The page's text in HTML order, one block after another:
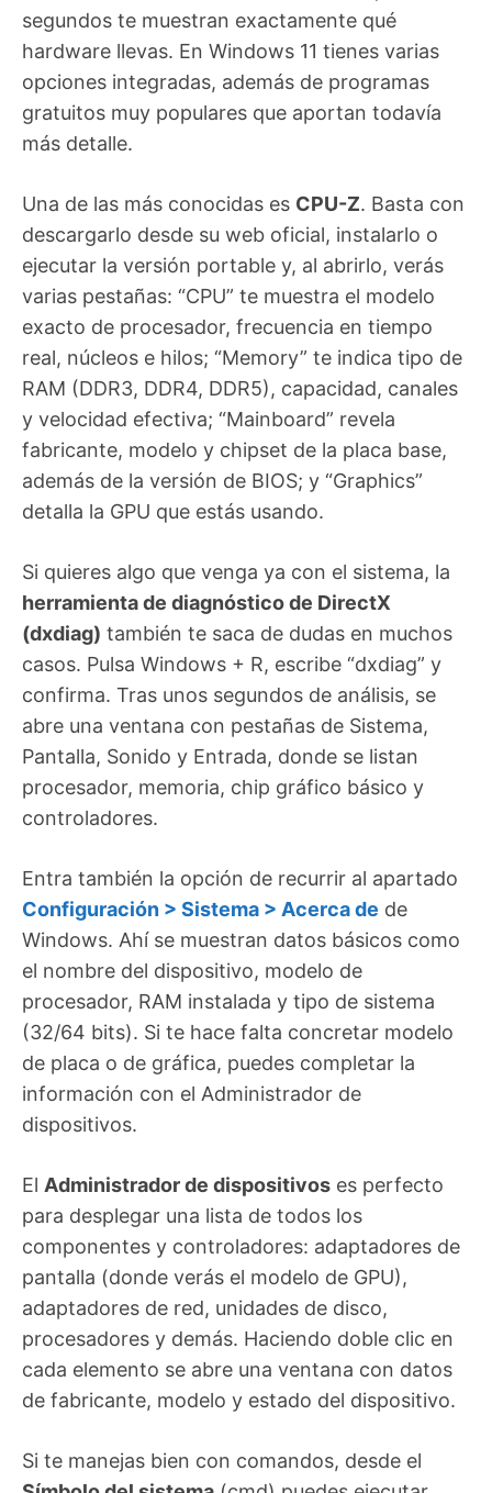
segundos te muestran exactamente qué
hardware llevas. En Windows 11 tienes varias
opciones integradas, además de programas
gratuitos muy populares que aportan todavía
más detalle.
Una de las más conocidas es CPU-Z. Basta con
descargarlo desde su web oficial, instalarlo o
ejecutar la versión portable y, al abrirlo, verás
varias pestañas: “CPU” te muestra el modelo
exacto de procesador, frecuencia en tiempo
real, núcleos e hilos; “Memory” te indica tipo de
RAM (DDR3, DDR4, DDR5), capacidad, canales
y velocidad efectiva; “Mainboard” revela
fabricante, modelo y chipset de la placa base,
además de la versión de BIOS; y “Graphics”
detalla la GPU que estás usando.
Si quieres algo que venga ya con el sistema, la
herramienta de diagnóstico de DirectX
(dxdiag) también te saca de dudas en muchos
casos. Pulsa Windows + R, escribe “dxdiag” y
confirma. Tras unos segundos de análisis, se
abre una ventana con pestañas de Sistema,
Pantalla, Sonido y Entrada, donde se listan
procesador, memoria, chip gráfico básico y
controladores.
Entra también la opción de recurrir al apartado
Configuración > Sistema > Acerca de de
Windows. Ahí se muestran datos básicos como
el nombre del dispositivo, modelo de
procesador, RAM instalada y tipo de sistema
(32/64 bits). Si te hace falta concretar modelo
de placa o de gráfica, puedes completar la
información con el Administrador de
dispositivos.
El Administrador de dispositivos es perfecto
para desplegar una lista de todos los
componentes y controladores: adaptadores de
pantalla (donde verás el modelo de GPU),
adaptadores de red, unidades de disco,
procesadores y demás. Haciendo doble clic en
cada elemento se abre una ventana con datos
de fabricante, modelo y estado del dispositivo.
Si te manejas bien con comandos, desde el